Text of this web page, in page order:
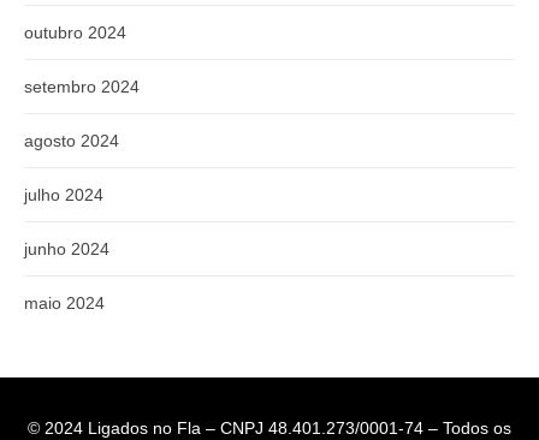
outubro 2024
setembro 2024
agosto 2024
julho 2024
junho 2024
maio 2024
© 2024 Ligados no Fla – CNPJ 48.401.273/0001-74 – Todos os